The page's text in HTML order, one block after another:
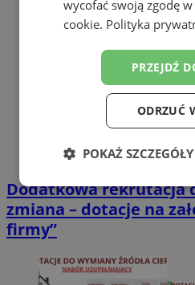
Dodatkowa rekrutacja
zmiana – dotacje na
firmy”
wycofać swoją zgodę w
cookie. Polityka
PRZEJDŹ
ODRZUĆ
POKAŻ SZCZEGÓŁY
Niezbędne